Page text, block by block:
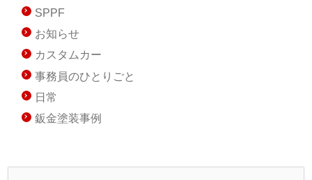
SPPF
お知らせ
カスタムカー
事務員のひとりごと
日常
鈑金塗装事例